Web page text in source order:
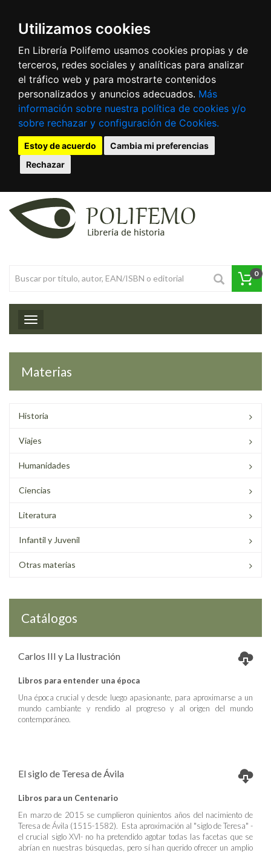
Utilizamos cookies
En Librería Polifemo usamos cookies propias y de
terceros, redes sociales y analíticas para analizar
el tráfico web y para mostrarte contenidos
personalizados y anuncios adecuados. Más
información sobre nuestra política de cookies y/o
sobre rechazar y configuración de Cookies.
Estoy de acuerdo
Cambia mi preferencias
Rechazar
0
Toggle navigation
Materias
Historia
Viajes
Humanidades
Ciencias
Literatura
Infantil y Juvenil
Otras materias
Catálogos
Carlos III y La Ilustración
Libros para entender una época
Una época crucial y desde luego apasionante, para aproximarse a un
mundo cambiante y rendido al progreso y al origen del mundo
contemporáneo.
El siglo de Teresa de Ávila
Libros para un Centenario
En marzo de 2015 se cumplieron quinientos años del nacimiento de
Teresa de Ávila (1515-1582). Esta aproximación al "siglo de Teresa" -
el crucial siglo XVI- no ha pretendido agotar todas las facetas que se
abrían en nuestras búsquedas, pero sí han querido ofrecer un amplio